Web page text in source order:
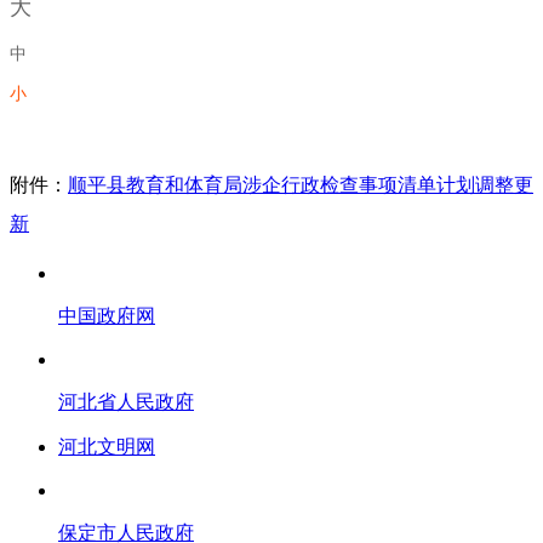
大
中
小
附件： 顺平县教育和体育局涉企行政检查事项清单计划调整更
新
中国政府网
河北省人民政府
河北文明网
保定市人民政府